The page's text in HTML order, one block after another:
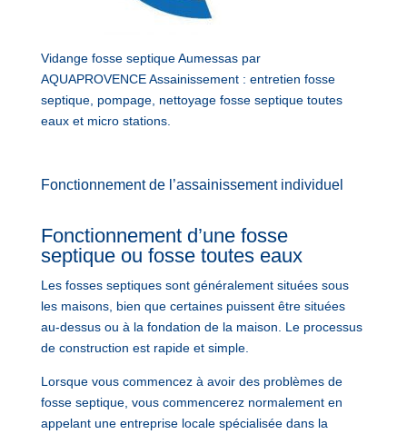
Vidange fosse septique Aumessas par
AQUAPROVENCE Assainissement : entretien fosse
septique, pompage, nettoyage fosse septique toutes
eaux et micro stations.
Fonctionnement de l’assainissement individuel
Fonctionnement d’une fosse
septique ou fosse toutes eaux
Les fosses septiques sont généralement situées sous
les maisons, bien que certaines puissent être situées
au-dessus ou à la fondation de la maison. Le processus
de construction est rapide et simple.
Lorsque vous commencez à avoir des problèmes de
fosse septique, vous commencerez normalement en
appelant une entreprise locale spécialisée dans la